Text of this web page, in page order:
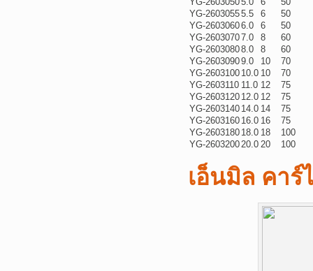
YG-26030555.5 6
50
YG-26030606.0 6
50
YG-26030707.0 8
60
YG-26030808.0 8
60
YG-26030909.0 10
70
YG-2603100 10.0 10
70
YG-2603110 11.0 12
75
YG-2603120 12.0 12
75
YG-2603140 14.0 14
75
YG-2603160 16.0 16
75
YG-2603180 18.0 18
100
YG-260320020.0 20 100
เอ็นมิล คา